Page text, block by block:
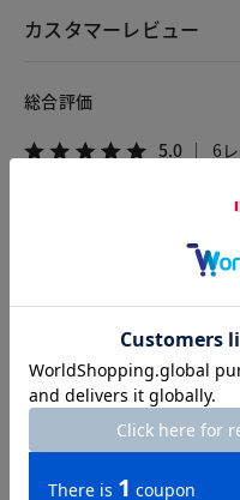
カスタマーレビュー
総合評価
5.0 6
サンダーバード 身長
カラー：ホワイト
サイズ
何より、お腹周りが隠せ
上に薄手のカーディガン等
合いそうです。